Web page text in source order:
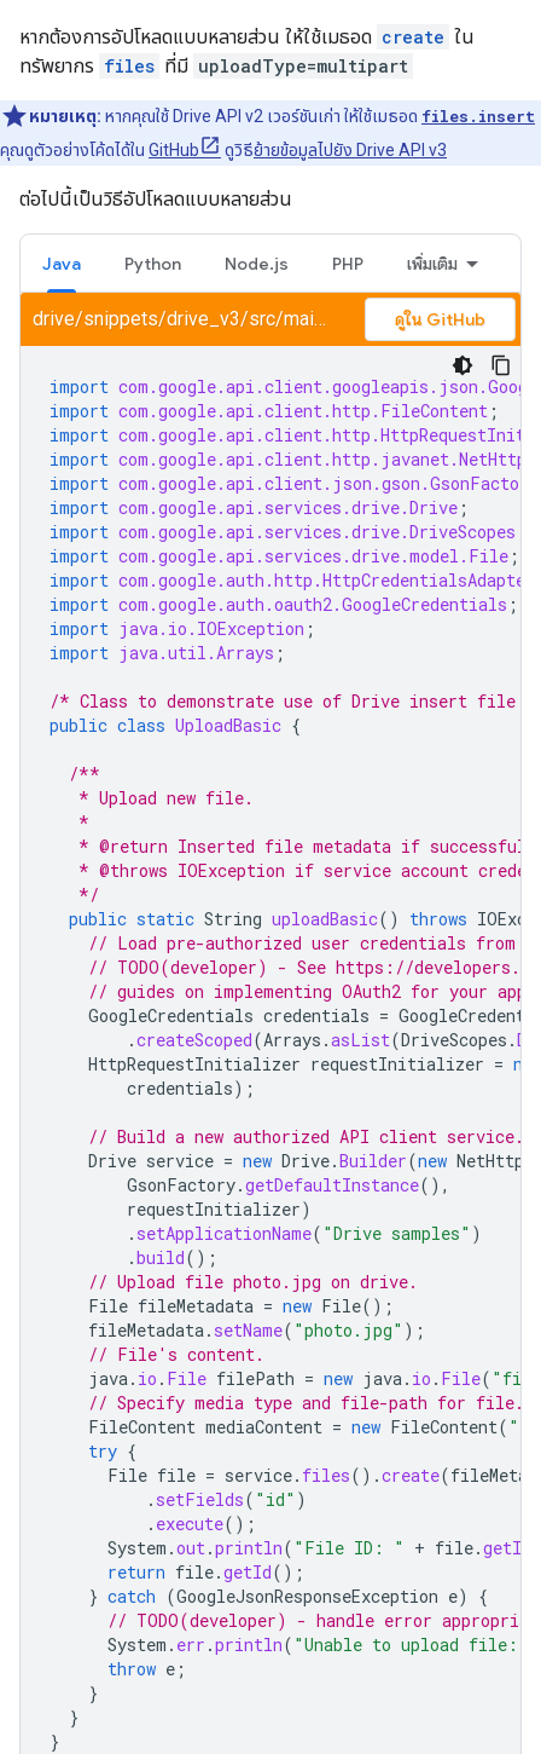
หากต้องการอัปโหลดแบบหลายส่วน ให้ใช้เมธอด create ใน
ทรัพยากร files ที่มี uploadType=multipart
หมายเหตุ: หากคุณใช้ Drive API v2 เวอร์ชันเก่า ให้ใช้เมธอด files.insert
คุณดูตัวอย่างโค้ดได้ใน GitHub ดูวิธีย้ายข้อมูลไปยัง Drive API v3
ต่อไปนี้เป็นวิธีอัปโหลดแบบหลายส่วน
Java Python Node.js PHP เพิ่มเติม
drive/snippets/drive_v3/src/main/java/UploadBasic.java ดูใน GitHub
import
import com.google.api.client.http.FileContent ;
import
import
import com.google.api.client.json.gson.GsonFactory
import com.google.api.services.drive.Drive ;
import com.google.api.services.drive.DriveScopes
import com.google.api.services.drive.model.File ;
import com.google.auth.http.HttpCredentialsAdapter
import com.google.auth.oauth2.GoogleCredentials ;
import java.io.IOException ;
import java.util.Arrays ;
/* Class to demonstrate use of Drive insert file
public class UploadBasic {
/**
   * Upload new file.
   *
* @return Inserted file metadata if
* @throws IOException if service account
   */
public static String uploadBasic() throws
// Load pre-authorized user credentials from
// TODO(developer) - See https://
// guides on implementing OAuth2 for your
GoogleCredentials credentials =
.createScoped(Arrays .asList(DriveScopes .
HttpRequestInitializer requestInitializer = new
credentials);
// Build a new authorized API client service.
Drive service = new Drive.Builder(new
GsonFactory.getDefaultInstance(),
requestInitializer)
. setApplicationName( "Drive samples" )
.build();
// Upload file photo.jpg on drive.
File fileMetadata = new File();
fileMetadata. setName( "photo.jpg" );
// File's content.
java. io . File filePath = new java. io . File(
// Specify media type and file-path for file.
FileContent mediaContent = new FileContent(
try {
File file = service. files().create(
. setFields( "id" )
. execute();
System .out.println( "File ID: " + file.getId
return file.getId();
} catch (GoogleJsonResponseException e)
{
// TODO(developer) - handle error
System . err .println( "Unable to upload file: "
throw e ;
}
}
}